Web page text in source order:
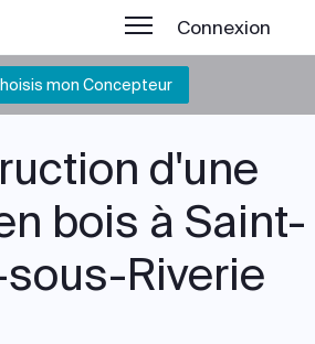
Connexion
mon Concepteur
d'une
bois à Saint-
Riverie